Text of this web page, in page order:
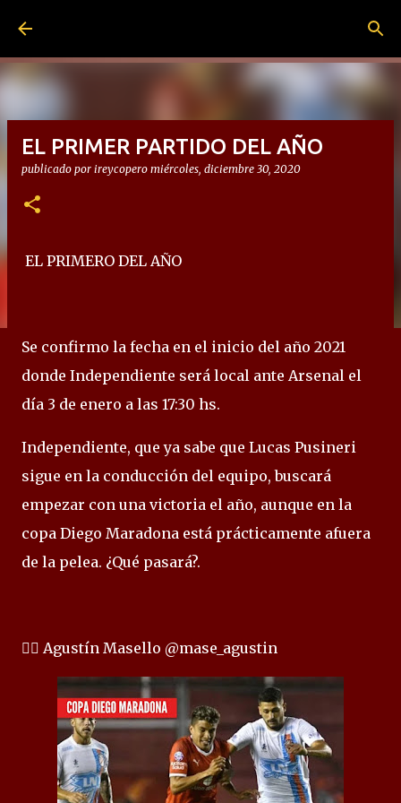
EL PRIMER PARTIDO DEL AÑO
publicado por ireycopero miércoles, diciembre 30, 2020
EL PRIMERO DEL AÑO
Se confirmo la fecha en el inicio del año 2021
donde Independiente será local ante Arsenal el
día 3 de enero a las 17:30 hs.
Independiente, que ya sabe que Lucas Pusineri
sigue en la conducción del equipo, buscará
empezar con una victoria el año, aunque en la
copa Diego Maradona está prácticamente afuera
de la pelea. ¿Qué pasará?.
✍🏻 Agustín Masello @mase_agustin